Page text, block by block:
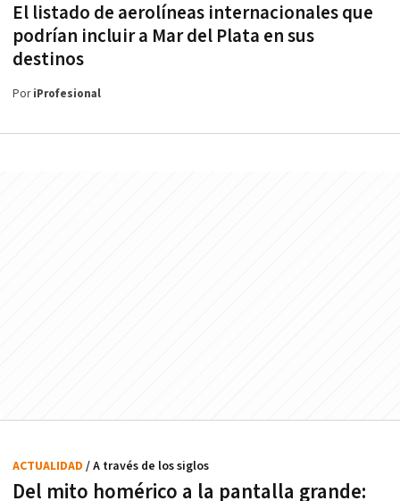
El listado de aerolíneas internacionales que
podrían incluir a Mar del Plata en sus
destinos
PoriProfesional
Del mito homérico a la pantalla grande:
ACTUALIDAD / A través de los siglos